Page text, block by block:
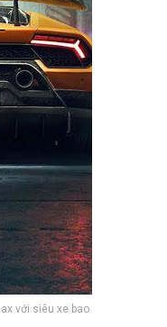
với siêu xe bao